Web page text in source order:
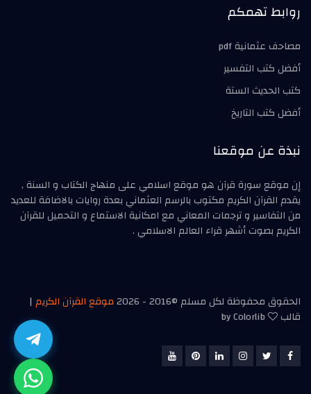
روابط تهمكم
مصاحف عثمانية pdf
أفضل كتب التفسير
كتب الحديث الستة
أفضل كتب التاريخ
نبذة عن موقعنا
إن موقع سورة قرآن هو موقع اسلامي على منهاج الكتاب و السنة ,
يقدم القرآن الكريم مكتوب بالرسم العثماني بعدة روايات بالاضافة للعديد
من التفاسير و ترجمات المعاني مع امكانية الاستماع و التحميل للقرآن
الكريم بصوت أشهر قراء العالم الاسلامي .
الحقوق محفوظة لكل مسلم ©2016 - 2026موقع القرآن الكريم |
قالب
Colorlib